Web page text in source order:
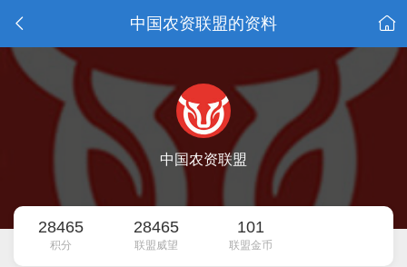
中国农资联盟的资料
中国农资联盟
28465
积分
28465
联盟威望
101
联盟金币